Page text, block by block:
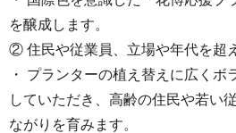
を醸成します。
② 住民や従業員、立場や年代を超
・ プランターの植え替えに広くボ
していただき、高齢の住民や若い
ながりを育みます。